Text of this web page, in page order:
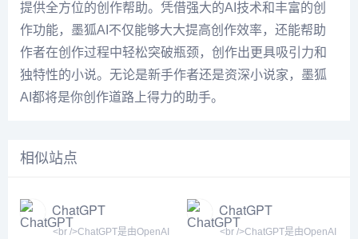
提供全方位的创作帮助。凭借强大的AI技术和丰富的创
作功能，墨狐AI不仅能够大大提高创作效率，还能帮助
作者在创作过程中轻松突破瓶颈，创作出更具吸引力和
独特性的小说。无论是新手作者还是资深小说家，墨狐
AI都将是你创作道路上得力的助手。
相似站点
ChatGPT
<br />ChatGPT是由OpenAI
ChatGPT
<br />ChatGPT是由OpenAI